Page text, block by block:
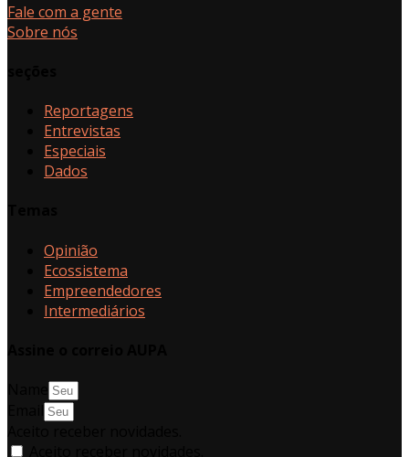
Fale com a gente
Sobre nós
Reportagens
Entrevistas
Especiais
Dados
Opinião
Ecossistema
Empreendedores
Intermediários